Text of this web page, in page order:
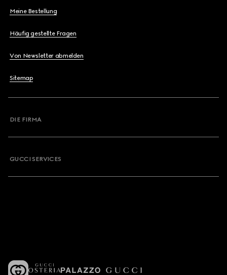
Meine Bestellung
Häufig gestellte Fragen
Von Newsletter abmelden
Sitemap
DIE FIRMA
GUCCI SERVICES